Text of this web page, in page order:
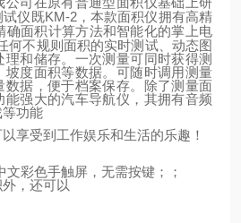
试仪既KM-2，本款面积仪拥有高精
确面积计算方法和智能化的掌上电
何不规则面积的实时测试、动态图
和储存。一次测量可同时获得测
坡度面积等数据。可随时调用测量
数据，便于档案保存。除了测量面
强大的汽车导航仪，其拥有音频
功能
享受到工作娱乐和生活的乐趣！
文彩色手触屏，无需按键；；
，还可以